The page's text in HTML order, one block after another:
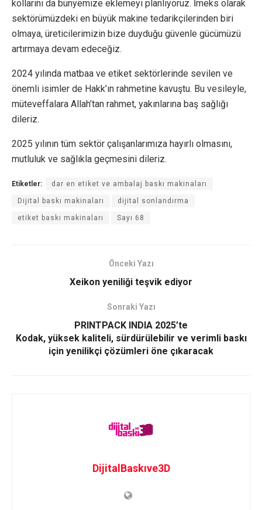
kollarını da bünyemize eklemeyi planlıyoruz. İmeks olarak
sektörümüzdeki en büyük makine tedarikçilerinden biri
olmaya, üreticilerimizin bize duyduğu güvenle gücümüzü
artırmaya devam edeceğiz.
2024 yılında matbaa ve etiket sektörlerinde sevilen ve
önemli isimler de Hakk’ın rahmetine kavuştu. Bu vesileyle,
müteveffalara Allah’tan rahmet, yakınlarına baş sağlığı
dileriz.
2025 yılının tüm sektör çalışanlarımıza hayırlı olmasını,
mutluluk ve sağlıkla geçmesini dileriz.
Etiketler: dar en etiket ve ambalaj baskı makinaları
Dijital baskı makinaları dijital sonlandırma
etiket baskı makinaları Sayı 68
Önceki Yazı
Xeikon yeniliği teşvik ediyor
Sonraki Yazı
PRINTPACK INDIA 2025’te
Kodak, yüksek kaliteli, sürdürülebilir ve verimli baskı
için yenilikçi çözümleri öne çıkaracak
DijitalBaskıve3D